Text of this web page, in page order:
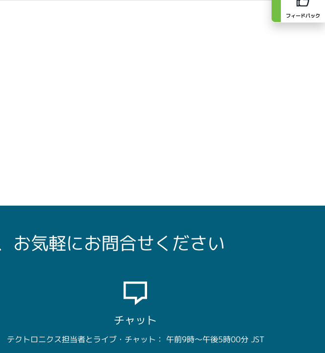
フィードバック
お気軽にお問合せください
チャット
テクトロニクス担当者とライブ・チャット： 午前9時～午後5時00分 JST